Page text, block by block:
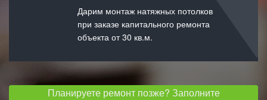
Дарим монтаж натяжных потолков
при заказе капитального ремонта
объекта от 30 кв.м.
Планируете ремонт позже? Заполните